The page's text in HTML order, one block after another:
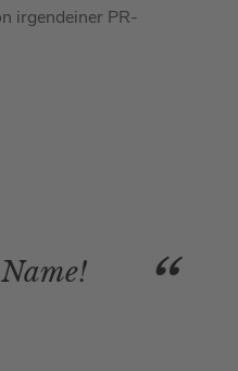
irgendeiner PR-